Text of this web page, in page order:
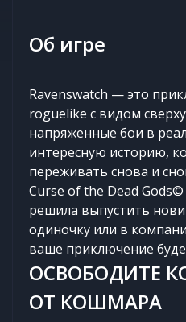
Об игре
Ravenswatch — это
roguelike с видом
напряженные бои в
интересную историю,
переживать снова и
Curse of the Dead Gods©
решила выпустить
одиночку или в
ваше приключение
ОСВОБОДИТЕ
ОТ КОШМАРА